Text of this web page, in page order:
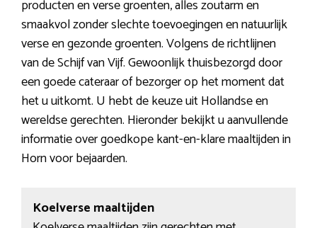
producten en verse groenten, alles zoutarm en
smaakvol zonder slechte toevoegingen en natuurlijk
verse en gezonde groenten. Volgens de richtlijnen
van de Schijf van Vijf. Gewoonlijk thuisbezorgd door
een goede cateraar of bezorger op het moment dat
het u uitkomt. U hebt de keuze uit Hollandse en
wereldse gerechten. Hieronder bekijkt u aanvullende
informatie over goedkope kant-en-klare maaltijden in
Horn voor bejaarden.
Koelverse maaltijden